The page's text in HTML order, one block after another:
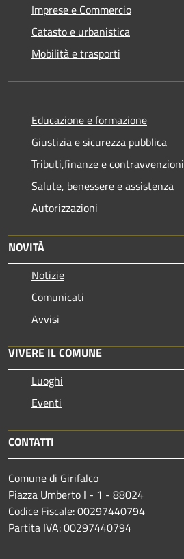
Imprese e Commercio
Catasto e urbanistica
Mobilità e trasporti
Educazione e formazione
Giustizia e sicurezza pubblica
Tributi,finanze e contravvenzioni
Salute, benessere e assistenza
Autorizzazioni
NOVITÀ
Notizie
Comunicati
Avvisi
VIVERE IL COMUNE
Luoghi
Eventi
CONTATTI
Comune di Girifalco
Piazza Umberto I - 1 - 88024
Codice Fiscale: 00297440794
Partita IVA: 00297440794